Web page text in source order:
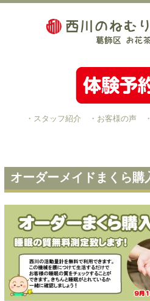
・スタッフ紹介 ・お客様の声
オーダーメイドまくら購